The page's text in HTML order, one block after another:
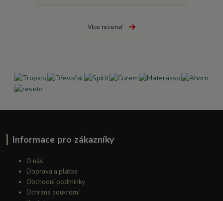
Více recenzí
Informace pro zákazníky
O nás
Doprava a platba
Obchodní podmínky
Ochrana soukromí